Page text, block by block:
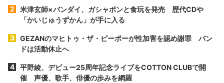
米津玄師×バンダイ、ガシャポンと食玩を発売 歴代CDや
「かいじゅうずかん」が手に入る
GEZANのマヒトゥ・ザ・ピーポーが性加害を認め謝罪 バン
ドは活動休止へ
平野綾、デビュー25周年記念ライブをCOTTON CLUBで開
催 声優、歌手、俳優の歩みを網羅